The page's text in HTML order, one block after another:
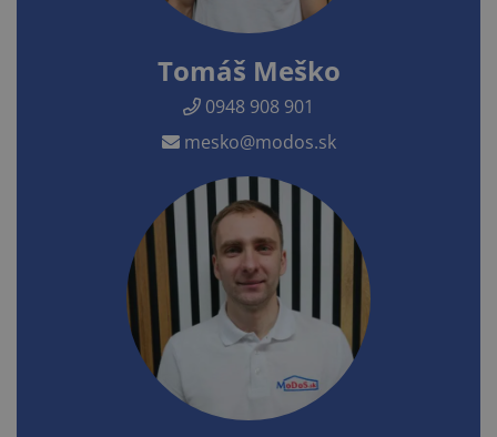
Tomáš Meško
0948 908 901
mesko@modos.sk